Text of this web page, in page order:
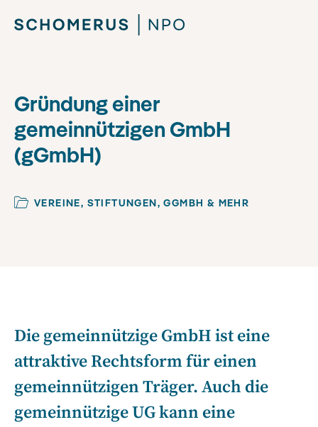
Gründung einer
gemeinnützigen GmbH
(gGmbH)
VEREINE, STIFTUNGEN, GGMBH & MEHR
Die gemeinnützige GmbH ist eine
attraktive Rechtsform für einen
gemeinnützigen Träger. Auch die
gemeinnützige UG kann eine